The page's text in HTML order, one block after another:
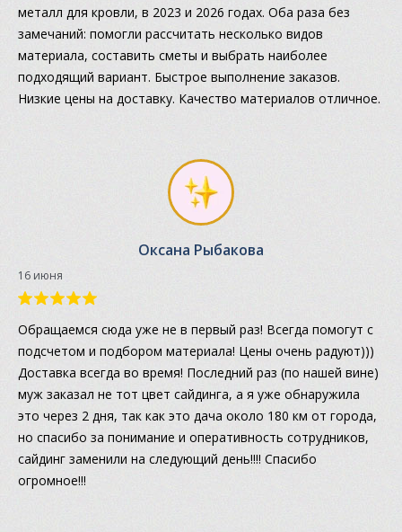
металл для кровли, в 2023 и 2026 годах. Оба раза без
замечаний: помогли рассчитать несколько видов
материала, составить сметы и выбрать наиболее
подходящий вариант. Быстрое выполнение заказов.
Низкие цены на доставку. Качество материалов отличное.
Оксана Рыбакова
16 июня
Обращаемся сюда уже не в первый раз! Всегда помогут с
подсчетом и подбором материала! Цены очень радуют)))
Доставка всегда во время! Последний раз (по нашей вине)
муж заказал не тот цвет сайдинга, а я уже обнаружила
это через 2 дня, так как это дача около 180 км от города,
но спасибо за понимание и оперативность сотрудников,
сайдинг заменили на следующий день!!!! Спасибо
огромное!!!